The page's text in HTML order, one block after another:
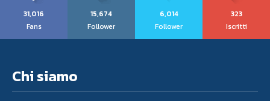
31,016
Fans
15,674
Follower
6,014
Follower
323
Iscritti
Chi siamo